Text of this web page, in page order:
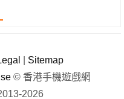
Sitemap
© 香港手機遊戲網
2026